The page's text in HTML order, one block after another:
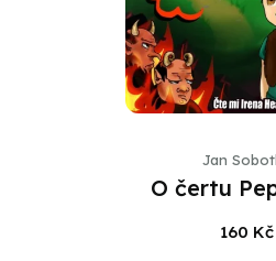
Jan
O čertu
160 Kč